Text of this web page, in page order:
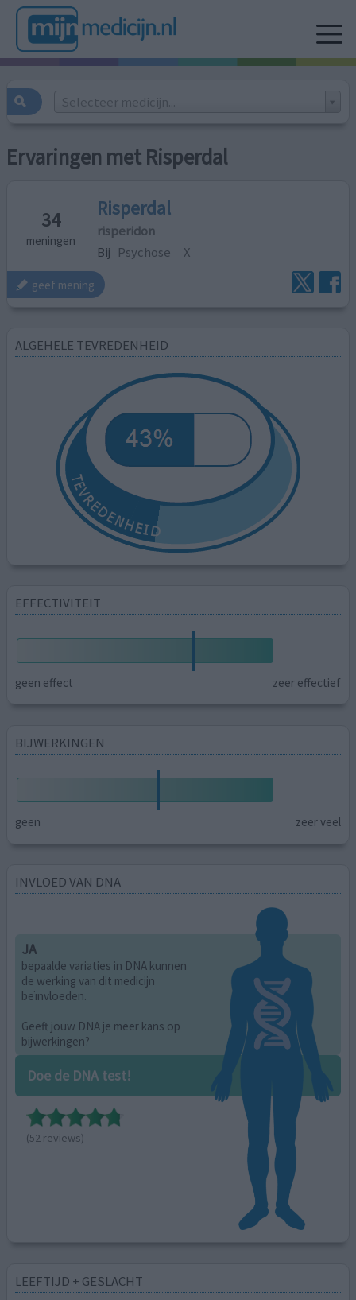
Selecteer medicijn...
Ervaringen met Risperdal
34
meningen
Risperdal
risperidon
Bij Psychose X
geef mening
ALGEHELE TEVREDENHEID
EFFECTIVITEIT
geen effect zeer effectief
BIJWERKINGEN
geen zeer veel
INVLOED VAN DNA
JA
bepaalde variaties in DNA kunnen
de werking van dit medicijn
beïnvloeden.
Geeft jouw DNA je meer kans op
bijwerkingen?
Doe de DNA test!
(52 reviews)
LEEFTIJD + GESLACHT